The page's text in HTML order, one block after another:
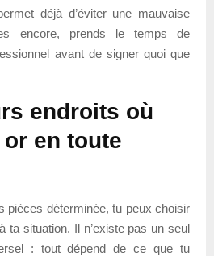
déjà d’éviter une mauvaise
encore, prends le temps de
avant de signer quoi que
endroits où
en toute
pièces déterminée, tu peux choisir
ta situation. Il n’existe pas un seul
: tout dépend de ce que tu